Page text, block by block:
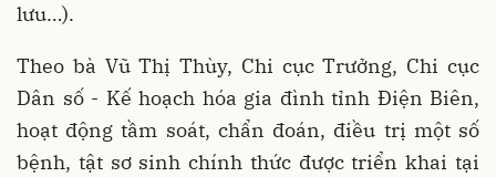
lưu…).
Theo bà Vũ Thị Thùy, Chi cục Trưởng, Chi cục
Dân số - Kế hoạch hóa gia đình tỉnh Điện Biên,
hoạt động tầm soát, chẩn đoán, điều trị một số
bệnh, tật sơ sinh chính thức được triển khai tại